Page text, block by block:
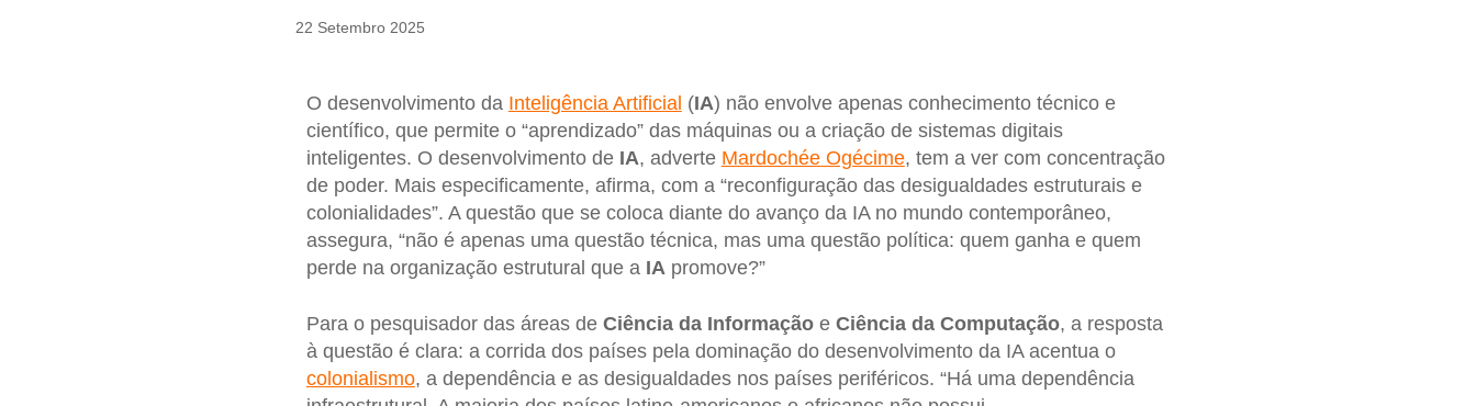
22 Setembro 2025
O desenvolvimento da Inteligência Artificial (IA) não envolve apenas conhecimento técnico e
científico, que permite o “aprendizado” das máquinas ou a criação de sistemas digitais
inteligentes. O desenvolvimento de IA, adverte Mardochée Ogécime, tem a ver com concentração
de poder. Mais especificamente, afirma, com a “reconfiguração das desigualdades estruturais e
colonialidades”. A questão que se coloca diante do avanço da IA no mundo contemporâneo,
assegura, “não é apenas uma questão técnica, mas uma questão política: quem ganha e quem
perde na organização estrutural que a IA promove?”
Para o pesquisador das áreas de Ciência da Informaçãoe Ciência da Computação, a resposta
à questão é clara: a corrida dos países pela dominação do desenvolvimento da IA acentua o
colonialismo, a dependência e as desigualdades nos países periféricos. “Há uma dependência